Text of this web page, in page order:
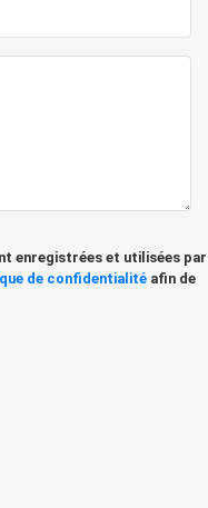
enregistrées et utilisées par
de confidentialité afin de